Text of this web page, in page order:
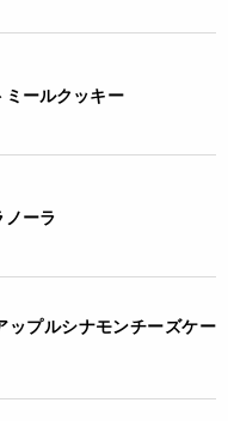
ールクッキー
ーラ
ップルシナモンチーズケー